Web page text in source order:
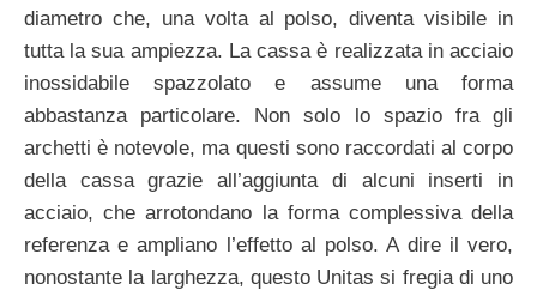
diametro che, una volta al polso, diventa visibile in
tutta la sua ampiezza. La cassa è realizzata in acciaio
inossidabile spazzolato e assume una forma
abbastanza particolare. Non solo lo spazio fra gli
archetti è notevole, ma questi sono raccordati al corpo
della cassa grazie all’aggiunta di alcuni inserti in
acciaio, che arrotondano la forma complessiva della
referenza e ampliano l’effetto al polso. A dire il vero,
nonostante la larghezza, questo Unitas si fregia di uno